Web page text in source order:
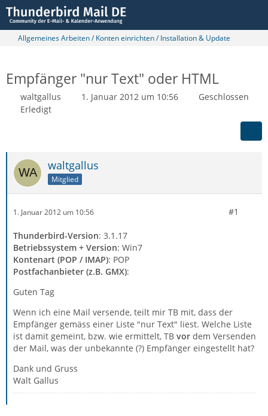
Allgemeines Arbeiten / Konten einrichten / Installation & Update
Empfänger "nur Text" oder HTML
waltgallus 1. Januar 2012 um 10:56
Geschlossen
Erledigt
waltgallus
Mitglied
1. Januar 2012 um 10:56 #1
Thunderbird-Version: 3.1.17
Betriebssystem + Version: Win7
Kontenart (POP / IMAP): POP
Postfachanbieter (z.B. GMX):
Guten Tag
Wenn ich eine Mail versende, teilt mir TB mit, dass der
Empfänger gemäss einer Liste "nur Text" liest. Welche Liste
ist damit gemeint, bzw. wie ermittelt, TB vor dem Versenden
der Mail, was der unbekannte (?) Empfänger eingestellt hat?
Dank und Gruss
Walt Gallus